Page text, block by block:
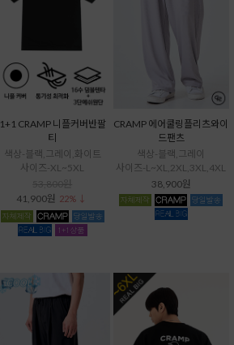
1+1 CRAMP 니플커버반팔
티
색상-블랙,그레이,화이트
사이즈-XL~5XL
41,900원 22% ↓
CRAMP 에어쿨링플리츠와이
드팬츠
색상-블랙,그레이
사이즈-L~XL,2XL,3XL,4XL
38,900원